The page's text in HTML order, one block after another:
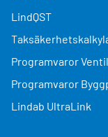
LindQST
Programvaror
Programvaror
Lindab UltraLink